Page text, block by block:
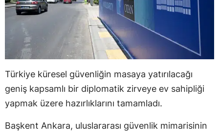
Türkiye küresel güvenliğin masaya yatırılacağı
geniş kapsamlı bir diplomatik zirveye ev sahipliği
yapmak üzere hazırlıklarını tamamladı.
Başkent Ankara, uluslararası güvenlik mimarisinin